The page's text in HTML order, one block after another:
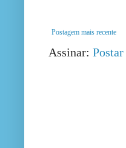
Postagem mais recente
Assinar: